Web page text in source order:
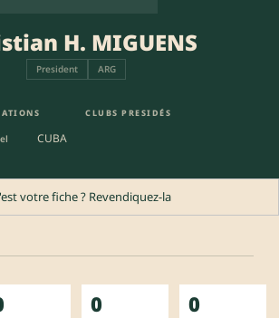
H. MIGUENS
President ARG
CUBA
CLUBS PRESIDÉS
votre fiche ? Revendiquez-la
0 0